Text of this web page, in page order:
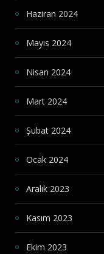
Haziran 2024
Mayıs 2024
Nisan 2024
Mart 2024
Şubat 2024
Ocak 2024
Aralık 2023
Kasım 2023
Ekim 2023